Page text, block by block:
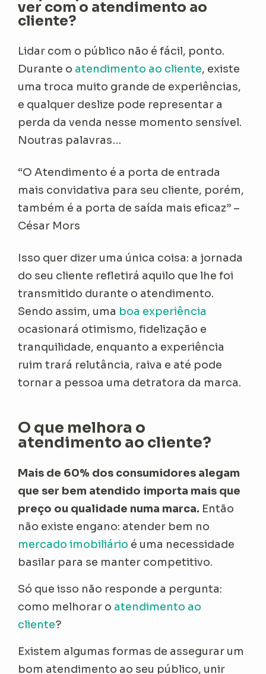
ver com o atendimento ao
cliente?
Lidar com o público não é fácil, ponto.
Durante o atendimento ao cliente, existe
uma troca muito grande de experiências,
e qualquer deslize pode representar a
perda da venda nesse momento sensível.
Noutras palavras…
“O Atendimento é a porta de entrada
mais convidativa para seu cliente, porém,
também é a porta de saída mais eficaz” –
César Mors
Isso quer dizer uma única coisa: a jornada
do seu cliente refletirá aquilo que lhe foi
transmitido durante o atendimento.
Sendo assim, uma boa experiência
ocasionará otimismo, fidelização e
tranquilidade, enquanto a experiência
ruim trará relutância, raiva e até pode
tornar a pessoa uma detratora da marca.
O que melhora o
atendimento ao cliente?
Mais de 60% dos consumidores alegam
que ser bem atendido importa mais que
preço ou qualidade numa marca. Então
não existe engano: atender bem no
mercado imobiliário é uma necessidade
basilar para se manter competitivo.
Só que isso não responde a pergunta:
como melhorar o atendimento ao
cliente?
Existem algumas formas de assegurar um
bom atendimento ao seu público, unir